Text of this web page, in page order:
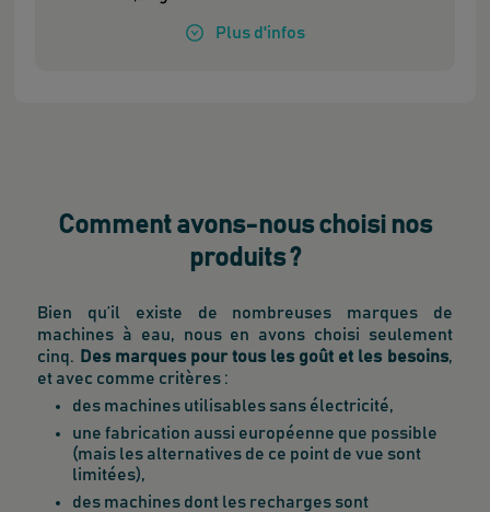
Plus d'infos
Comment avons-nous choisi nos
produits ?
Bien qu’il existe de nombreuses marques de
machines à eau, nous en avons choisi seulement
cinq. Des marques pour tous les goût et les besoins,
et avec comme critères :
des machines utilisables sans électricité,
une fabrication aussi européenne que possible
(mais les alternatives de ce point de vue sont
limitées),
des machines dont les recharges sont